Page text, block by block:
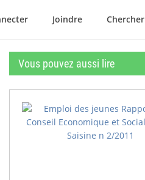
Joindre Chercher
Vous pouvez aussi lire